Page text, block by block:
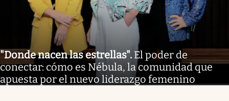
"Donde nacen las estrellas". El poder de
conectar: cómo es Nébula, la comunidad que
apuesta por el nuevo liderazgo femenino